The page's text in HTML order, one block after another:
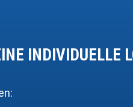
INDIVIDUELLE